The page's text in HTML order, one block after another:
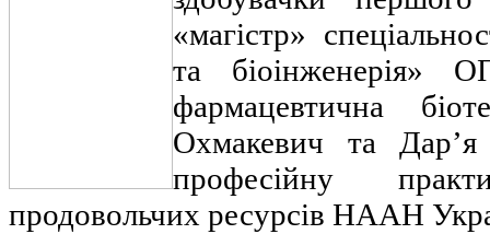
«магістр»
та біоінженерія»
фармацевтична
Охмакевич та Дар’я
професійну
продовольчих ресурсів НААН